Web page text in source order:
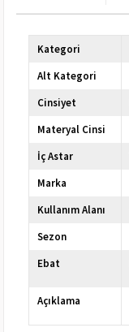
Kategori
Alt Kategori
Cinsiyet
Materyal Cinsi
İç Astar
Marka
Kullanım Alanı
Sezon
Ebat
Açıklama